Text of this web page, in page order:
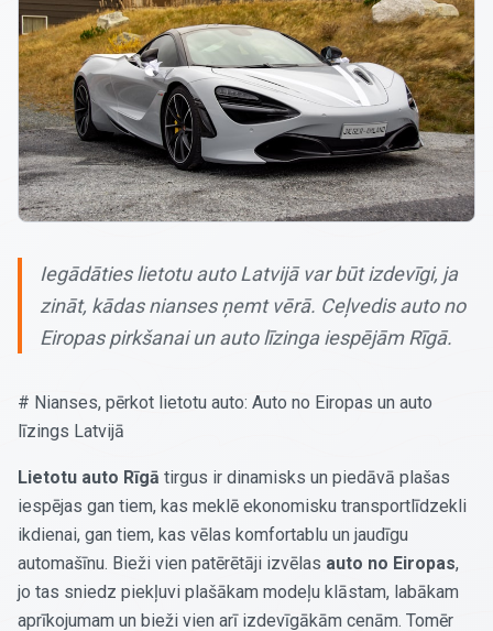
Iegādāties lietotu auto Latvijā var būt izdevīgi, ja
zināt, kādas nianses ņemt vērā. Ceļvedis auto no
Eiropas pirkšanai un auto līzinga iespējām Rīgā.
# Nianses, pērkot lietotu auto: Auto no Eiropas un auto
līzings Latvijā
Lietotu auto Rīgā tirgus ir dinamisks un piedāvā plašas
iespējas gan tiem, kas meklē ekonomisku transportlīdzekli
ikdienai, gan tiem, kas vēlas komfortablu un jaudīgu
automašīnu. Bieži vien patērētāji izvēlas auto no Eiropas,
jo tas sniedz piekļuvi plašākam modeļu klāstam, labākam
aprīkojumam un bieži vien arī izdevīgākām cenām. Tomēr